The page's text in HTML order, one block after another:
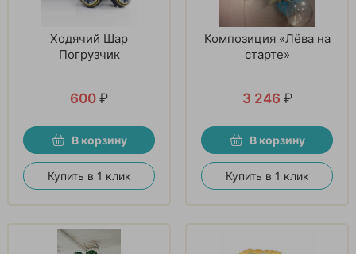
Ходячий Шар
Погрузчик
600 ₽
В корзину
Купить в 1 клик
Композиция «Лёва на
старте»
3 246 ₽
В корзину
Купить в 1 клик